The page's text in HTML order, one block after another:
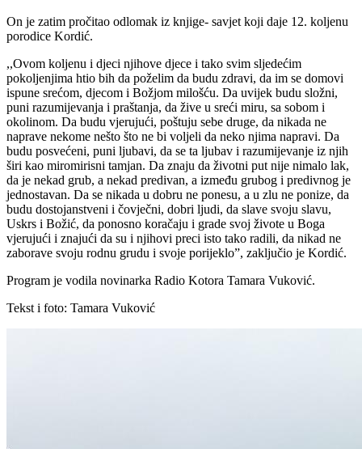
On je zatim pročitao odlomak iz knjige- savjet koji daje 12. koljenu
porodice Kordić.
,,Ovom koljenu i djeci njihove djece i tako svim sljedećim
pokoljenjima htio bih da poželim da budu zdravi, da im se domovi
ispune srećom, djecom i Božjom milošću. Da uvijek budu složni,
puni razumijevanja i praštanja, da žive u sreći miru, sa sobom i
okolinom. Da budu vjerujući, poštuju sebe druge, da nikada ne
naprave nekome nešto što ne bi voljeli da neko njima napravi. Da
budu posvećeni, puni ljubavi, da se ta ljubav i razumijevanje iz njih
širi kao miromirisni tamjan. Da znaju da životni put nije nimalo lak,
da je nekad grub, a nekad predivan, a između grubog i predivnog je
jednostavan. Da se nikada u dobru ne ponesu, a u zlu ne ponize, da
budu dostojanstveni i čovječni, dobri ljudi, da slave svoju slavu,
Uskrs i Božić, da ponosno koračaju i grade svoj živote u Boga
vjerujući i znajući da su i njihovi preci isto tako radili, da nikad ne
zaborave svoju rodnu grudu i svoje porijeklo”, zaključio je Kordić.
Program je vodila novinarka Radio Kotora Tamara Vuković.
Tekst i foto: Tamara Vuković